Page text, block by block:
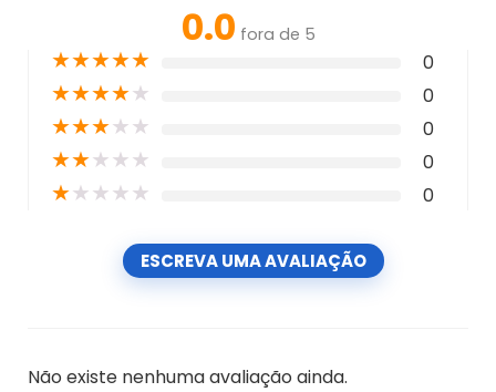
0.0 fora de 5
★★★★★ 0
★★★★★ 0
★★★★★ 0
★★★★★ 0
★★★★★ 0
ESCREVA UMA AVALIAÇÃO
Não existe nenhuma avaliação ainda.